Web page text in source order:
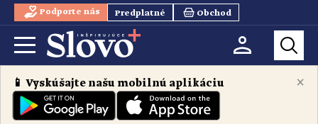
Podporte nás Predplatné Obchod
×
📱 Vyskúšajte našu mobilnú aplikáciu